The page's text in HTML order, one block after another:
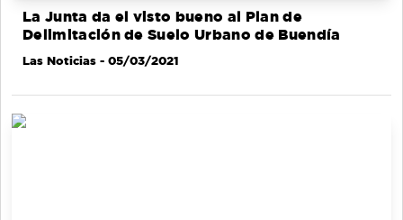
La Junta da el visto bueno al Plan de
Delimitación de Suelo Urbano de Buendía
Las Noticias - 05/03/2021